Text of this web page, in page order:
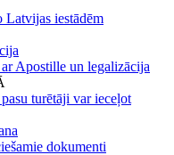
Latvijas iestādēm
Apostille un legalizācija
turētāji var ieceļot
dokumenti